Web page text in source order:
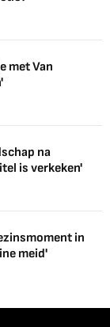
met Van
na
is verkeken'
in
meid'